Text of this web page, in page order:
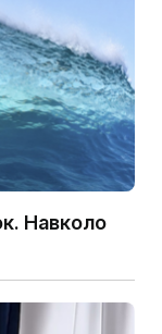
Навколо